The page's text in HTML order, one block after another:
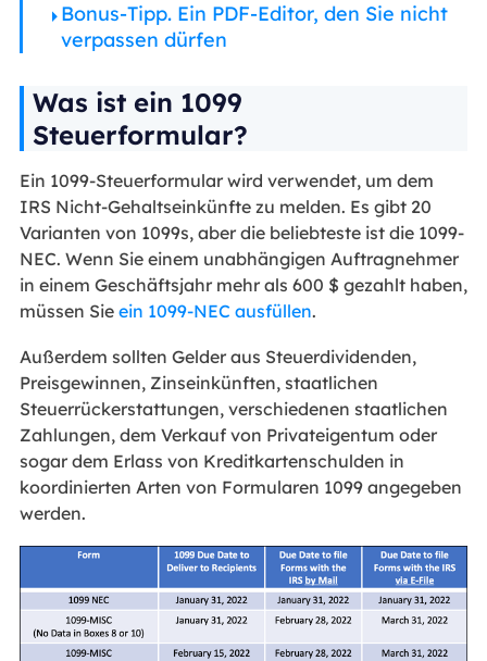
Bonus-Tipp. Ein PDF-Editor, den Sie nicht
verpassen dürfen
Was ist ein 1099
Steuerformular?
Ein 1099-Steuerformular wird verwendet, um dem
IRS Nicht-Gehaltseinkünfte zu melden. Es gibt 20
Varianten von 1099s, aber die beliebteste ist die 1099-
NEC. Wenn Sie einem unabhängigen Auftragnehmer
in einem Geschäftsjahr mehr als 600 $ gezahlt haben,
müssen Sie ein 1099-NEC ausfüllen.
Außerdem sollten Gelder aus Steuerdividenden,
Preisgewinnen, Zinseinkünften, staatlichen
Steuerrückerstattungen, verschiedenen staatlichen
Zahlungen, dem Verkauf von Privateigentum oder
sogar dem Erlass von Kreditkartenschulden in
koordinierten Arten von Formularen 1099 angegeben
werden.